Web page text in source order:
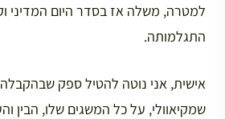
למטרה, משלה אז בסדר היום המדיני
התגלמותה.
אישית, אני נוטה להטיל ספק שבהקבלה
שמקיאוולי, על כל המשגים שלו, הבין